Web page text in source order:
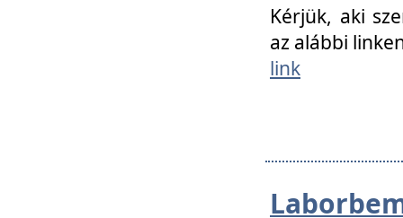
Kérjük, aki
az alábbi
link